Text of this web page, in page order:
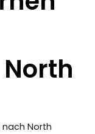
North